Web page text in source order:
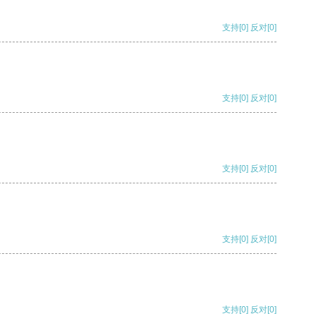
支持[0] 反对[0]
支持[0] 反对[0]
支持[0] 反对[0]
支持[0] 反对[0]
支持[0] 反对[0]